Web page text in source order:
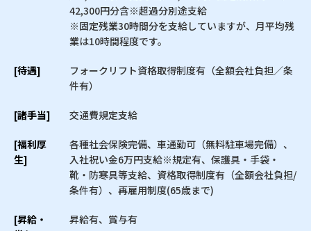
42,300円分含※超過分別途支給
※固定残業30時間分を支給していますが、月平均残
業は10時間程度です。
[待遇]
フォークリフト資格取得制度有（全額会社負担／条
件有）
[諸手当] 交通費規定支給
[福利厚
生]
各種社会保険完備、車通勤可（無料駐車場完備）、
入社祝い金6万円支給※規定有、保護具・手袋・
靴・防寒具等支給、資格取得制度有（全額会社負担/
条件有）、再雇用制度(65歳まで)
[昇給・
昇給有、賞与有